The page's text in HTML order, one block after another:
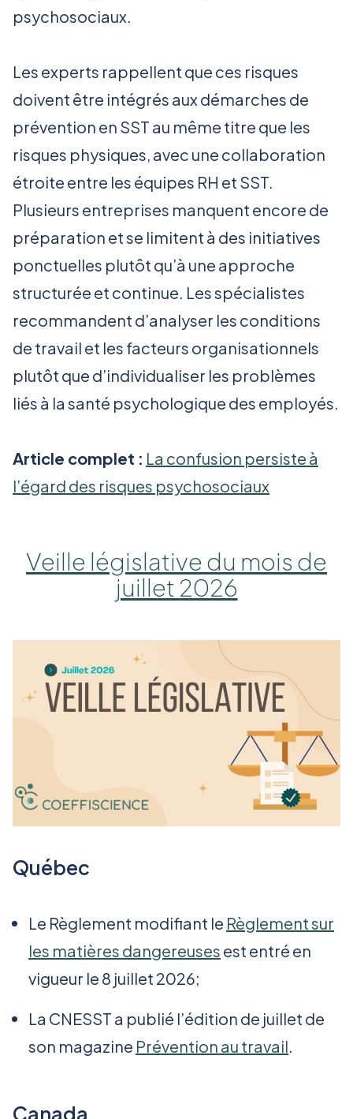
psychosociaux.
Les experts rappellent que ces risques
doivent être intégrés aux démarches de
prévention en SST au même titre que les
risques physiques, avec une collaboration
étroite entre les équipes RH et SST.
Plusieurs entreprises manquent encore de
préparation et se limitent à des initiatives
ponctuelles plutôt qu’à une approche
structurée et continue. Les spécialistes
recommandent d’analyser les conditions
de travail et les facteurs organisationnels
plutôt que d’individualiser les problèmes
liés à la santé psychologique des employés.
Article complet : La confusion persiste à
l’égard des risques psychosociaux
Veille législative du mois de
juillet 2026
Québec
Le Règlement modifiant le Règlement sur
les matières dangereuses est entré en
vigueur le 8 juillet 2026;
La CNESST a publié l’édition de juillet de
son magazine Prévention au travail.
Canada